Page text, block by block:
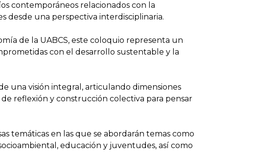
contemporáneos relacionados con la
desde una perspectiva interdisciplinaria.
de la UABCS, este coloquio representa un
con el desarrollo sustentable y la
una visión integral, articulando dimensiones
reflexión y construcción colectiva para pensar
temáticas en las que se abordarán temas como
educación y juventudes, así como